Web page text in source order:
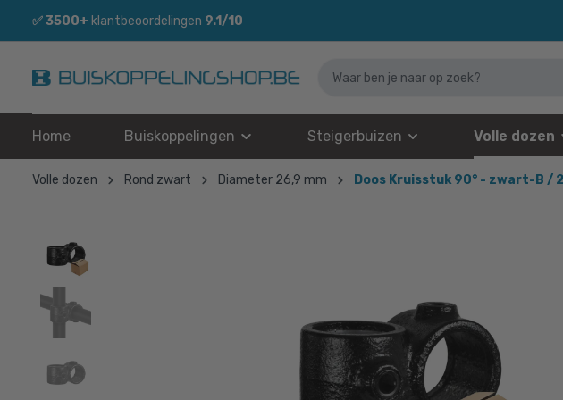
✅3500+ klantbeoordelingen 9.1/10
Home Buiskoppelingen Steigerbuizen Volle dozen
Volle dozen Rond zwart Diameter 26,9 mm Doos Kruisstuk 90° - zwart-B /